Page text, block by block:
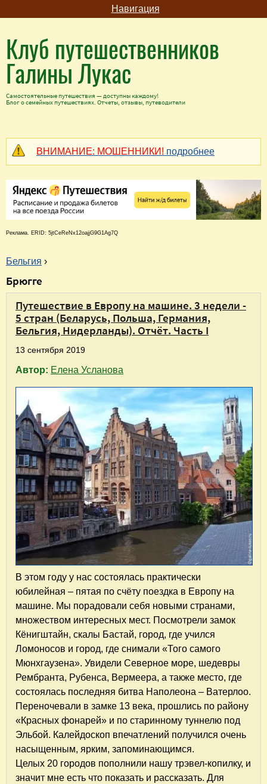
Навигация
Клуб путешественников
Галины Лукас
Самостоятельные путешествия — доступны каждому!
Блог о семейных путешествиях. Отчеты, отзывы, путеводители
ВНИМАНИЕ: МОШЕННИКИ! подробнее
Реклама. ERID: 5jtCeReNx12oajjG9G1Ag7Q
В
ы
Бельгия ›
Брюгге
Путешествие в Европу на машине. 3 недели -
5 стран (Беларусь, Польша, Германия,
Бельгия, Нидерланды). Отчёт. Часть I
13 сентября 2019
Автор: Елена Усланова
В этом году у нас состоялась практически
юбилейная – пятая по счёту поездка в Европу на
машине. Мы порадовали себя новыми странами,
множеством интересных мест. Посмотрели замок
Кёнигштайн, скалы Бастай, город, где учился
Ломоносов и город, где снимали «Того самого
Мюнхгаузена». Увидели Северное море, шедевры
Рембранта, Рубенса, Вермеера, а также место, где
состоялась последняя битва Наполеона – Ватерлоо.
Переночевали в замке 13 века, прошлись по району
«Красных фонарей» и по старинному туннелю под
Эльбой. Калейдоскоп впечатлений получился очень
насыщенным, ярким, запоминающимся.
Целых 20 городов пополнили нашу трэвел-копилку, и
значит мне есть что показать и рассказать. Для